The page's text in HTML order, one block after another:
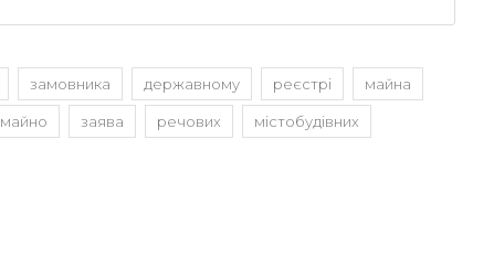
замовника державному реєстрі майна
майно заява речових містобудівних